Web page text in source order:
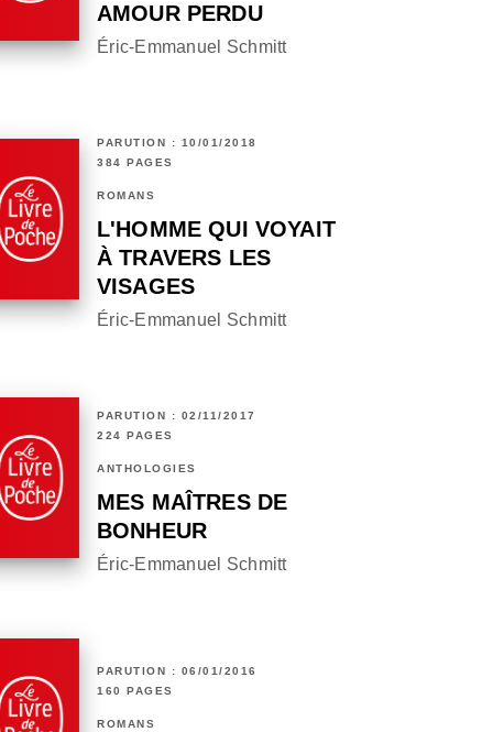
AMOUR PERDU
Éric-Emmanuel Schmitt
PARUTION : 10/01/2018
384 PAGES
ROMANS
L'HOMME QUI VOYAIT
À TRAVERS LES
VISAGES
Éric-Emmanuel Schmitt
PARUTION : 02/11/2017
224 PAGES
ANTHOLOGIES
MES MAÎTRES DE
BONHEUR
Éric-Emmanuel Schmitt
PARUTION : 06/01/2016
160 PAGES
ROMANS